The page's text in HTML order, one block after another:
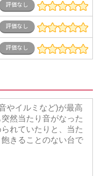
評価なし
評価なし
評価なし